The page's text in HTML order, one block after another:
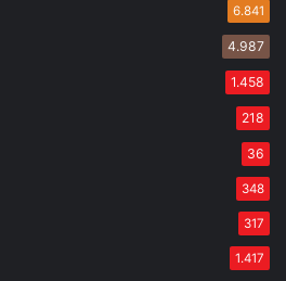
6.841
4.987
1.458
218
36
348
317
1.417